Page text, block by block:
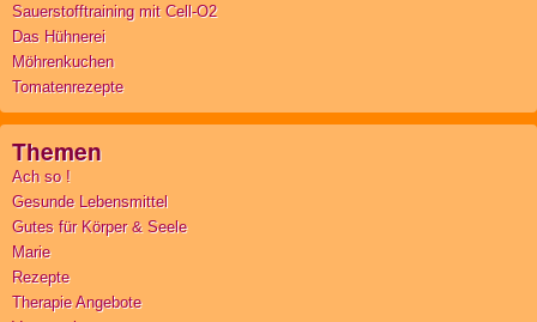
Sauerstofftraining mit Cell-O2
Das Hühnerei
Möhrenkuchen
Tomatenrezepte
Themen
Ach so !
Gesunde Lebensmittel
Gutes für Körper & Seele
Marie
Rezepte
Therapie Angebote